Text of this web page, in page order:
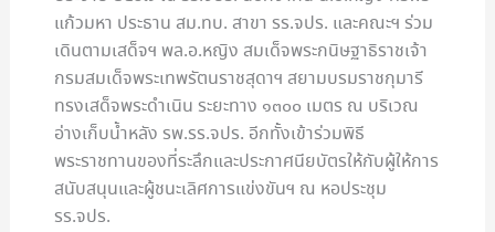
แก้วมหา ประธาน สม.ทบ. สาขา รร.จปร. และคณะฯ ร่วม
เดินตามเสด็จฯ พล.อ.หญิง สมเด็จพระกนิษฐาธิราชเจ้า
กรมสมเด็จพระเทพรัตนราชสุดาฯ สยามบรมราชกุมารี
ทรงเสด็จพระดำเนิน ระยะทาง ๑๓๐๐ เมตร ณ บริเวณ
อ่างเก็บน้ำหลัง รพ.รร.จปร. อีกทั้งเข้าร่วมพิธี
พระราชทานของที่ระลึกและประกาศนียบัตรให้กับผู้ให้การ
สนับสนุนและผู้ชนะเลิศการแข่งขันฯ ณ หอประชุม
รร.จปร.